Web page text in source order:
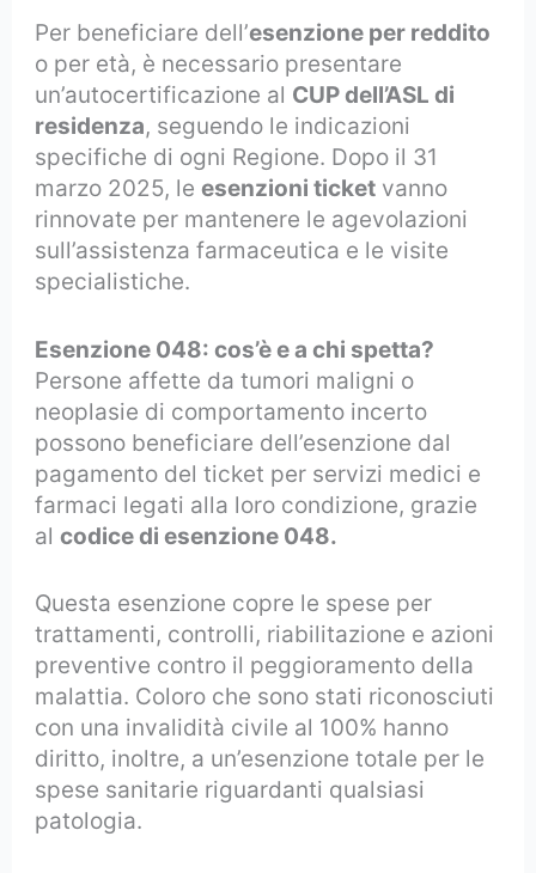
Per beneficiare dell’esenzione per reddito
o per età, è necessario presentare
un’autocertificazione al CUP dell’ASL di
residenza, seguendo le indicazioni
specifiche di ogni Regione. Dopo il 31
marzo 2025, leesenzioni ticket vanno
rinnovate per mantenere le agevolazioni
sull’assistenza farmaceutica e le visite
specialistiche.
Esenzione 048: cos’è e a chi spetta?
Persone affette da tumori maligni o
neoplasie di comportamento incerto
possono beneficiare dell’esenzione dal
pagamento del ticket per servizi medici e
farmaci legati alla loro condizione, grazie
alcodice di esenzione 048.
Questa esenzione copre le spese per
trattamenti, controlli, riabilitazione e azioni
preventive contro il peggioramento della
malattia. Coloro che sono stati riconosciuti
con una invalidità civile al 100% hanno
diritto, inoltre, a un’esenzione totale per le
spese sanitarie riguardanti qualsiasi
patologia.